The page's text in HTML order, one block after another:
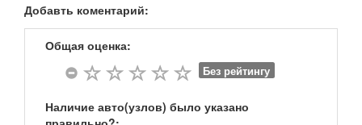
Добавть коментарий:
Общая оценка:
Без рейтингу
Наличие авто(узлов) было указано